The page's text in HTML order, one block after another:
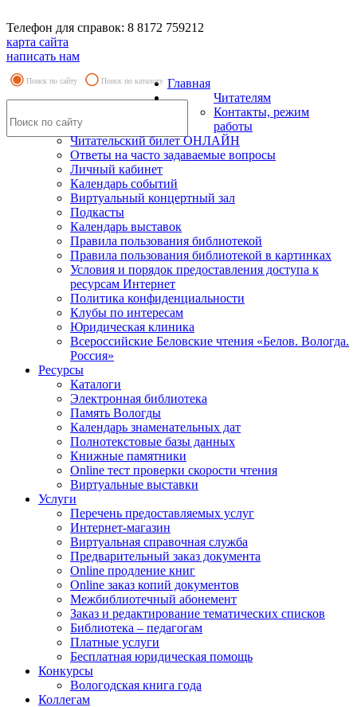
Телефон для справок: 8 8172 759212
карта сайта
написать нам
Поиск по сайту Поиск по каталогу Главная
Читателям
Контакты, режим
работы
Читательский билет ОНЛАЙН
Ответы на часто задаваемые вопросы
Личный кабинет
Календарь событий
Виртуальный концертный зал
Подкасты
Календарь выставок
Правила пользования библиотекой
Правила пользования библиотекой в картинках
Условия и порядок предоставления доступа к
ресурсам Интернет
Политика конфиденциальности
Клубы по интересам
Юридическая клиника
Всероссийские Беловские чтения «Белов. Вологда.
Россия»
Ресурсы
Каталоги
Электронная библиотека
Память Вологды
Календарь знаменательных дат
Полнотекстовые базы данных
Книжные памятники
Online тест проверки скорости чтения
Виртуальные выставки
Услуги
Перечень предоставляемых услуг
Интернет-магазин
Виртуальная справочная служба
Предварительный заказ документа
Online продление книг
Online заказ копий документов
Межбиблиотечный абонемент
Заказ и редактирование тематических списков
Библиотека – педагогам
Платные услуги
Бесплатная юридическая помощь
Конкурсы
Вологодская книга года
Коллегам